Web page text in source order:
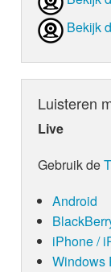
Bekijk
Luisteren
Live
Gebruik de
Android
iPhone /
Windows